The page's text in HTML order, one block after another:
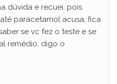
dúvida e recuei, pois
paracetamol acusa, fica
se vc fez o teste e se
remédio, digo o